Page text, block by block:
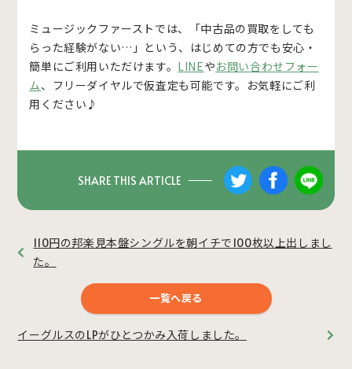
ミュージックファーストでは、「中古品の買取をしても
らった経験がない…」という、はじめての方でも安心・
簡単にご利用いただけます。 LINEやお問い合わせフォー
ム、フリーダイヤルで仮査定も可能です。お気軽にご利
用ください♪
SHARE THIS ARTICLE
110円の邦楽見本盤シングルを朝イチで100枚以上出しまし
た。
一覧へ戻る
イーグルスのLPがひとつかみ入荷しました。